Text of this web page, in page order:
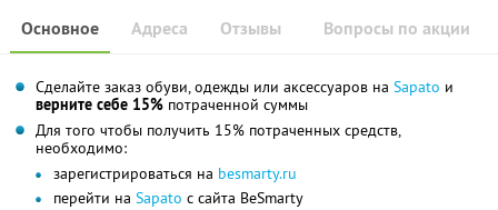
Основное Отзывы Вопросы по акции
Адреса
Сделайте заказ обуви, одежды или аксессуаров на Sapato и
верните себе 15% потраченной суммы
Для того чтобы получить 15% потраченных средств,
необходимо:
зарегистрироваться на besmarty.ru
перейти на Sapato с сайта BeSmarty